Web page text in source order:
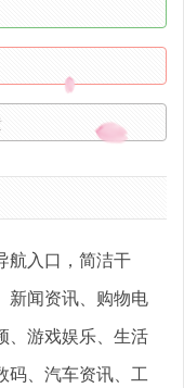
航入口，简洁干
新闻资讯、购物电
、游戏娱乐、生活
码、汽车资讯、工